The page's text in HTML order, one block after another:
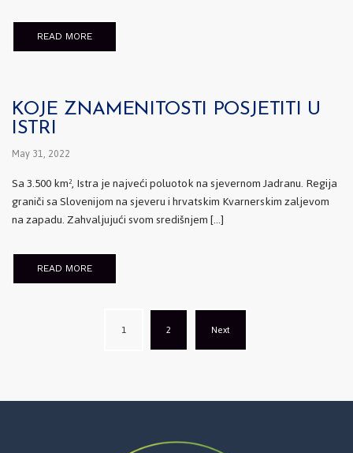
READ MORE
KOJE ZNAMENITOSTI POSJETITI U
ISTRI
May 31, 2022
Sa 3.500 km², Istra je najveći poluotok na sjevernom Jadranu. Regija
graniči sa Slovenijom na sjeveru i hrvatskim Kvarnerskim zaljevom
na zapadu. Zahvaljujući svom središnjem […]
READ MORE
1 2 Next